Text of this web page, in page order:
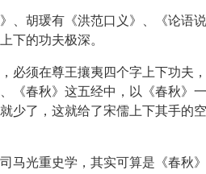
、胡瑗有《洪范口义》、《论语
下的功夫极深。
必须在尊王攘夷四个字上下功夫
《春秋》这五经中，以《春秋》
少了，这就给了宋儒上下其手的
马光重史学，其实可算是《春秋